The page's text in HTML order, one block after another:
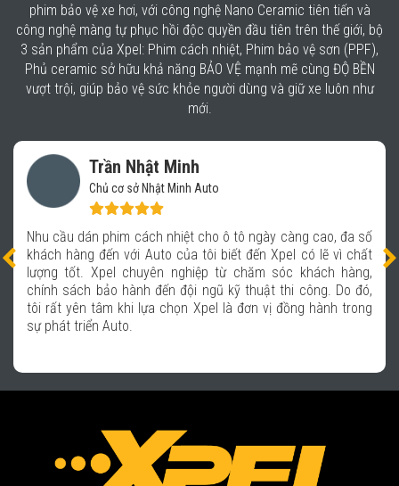
phim bảo vệ xe hơi, với công nghệ Nano Ceramic tiên tiến và
công nghệ màng tự phục hồi độc quyền đầu tiên trên thế giới, bộ
3 sản phẩm của Xpel: Phim cách nhiệt, Phim bảo vệ sơn (PPF),
Phủ ceramic sở hữu khả năng BẢO VỆ mạnh mẽ cùng ĐỘ BỀN
vượt trội, giúp bảo vệ sức khỏe người dùng và giữ xe luôn như
mới.
Trần Nhật Minh
Chủ cơ sở Nhật Minh Auto
Nhu cầu dán phim cách nhiệt cho ô tô ngày càng cao, đa số
khách hàng đến với Auto của tôi biết đến Xpel có lẽ vì chất
lượng tốt. Xpel chuyên nghiệp từ chăm sóc khách hàng,
chính sách bảo hành đến đội ngũ kỹ thuật thi công. Do đó,
tôi rất yên tâm khi lựa chọn Xpel là đơn vị đồng hành trong
sự phát triển Auto.